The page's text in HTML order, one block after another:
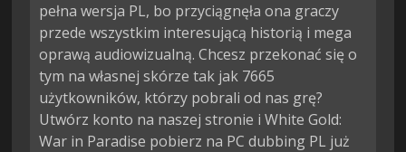
pełna wersja PL, bo przyciągnęła ona graczy
przede wszystkim interesującą historią i mega
oprawą audiowizualną. Chcesz przekonać się o
tym na własnej skórze tak jak 7665
użytkowników, którzy pobrali od nas grę?
Utwórz konto na naszej stronie i White Gold:
War in Paradise pobierz na PC dubbing PL już